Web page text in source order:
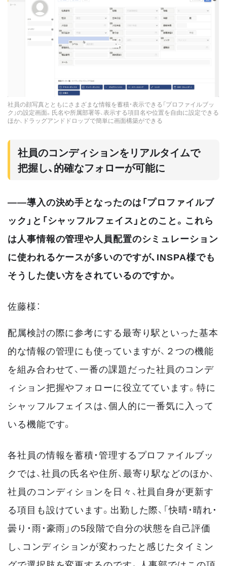
社員の顔写真とともにさまざまな情報を蓄積・表示できる「プロファイルブッ
ク」の設定画面。氏名や所属部署等、表示する項目名や位置を自由に設定できる
ほか、ドラッグアンドドロップで簡単に画面構築ができる
社員のコンディションをリアルタイムで
把握し、的確なフォローが可能に
――導入の決め手となったのは「プロファイルブ
ック」と「シャッフルフェイス」とのこと。これら
は人事情報の管理や人員配置のシミュレーション
に使われるケースが多いのですが、INSPA様でも
そうした使い方をされているのですか。
佐藤様：
配属検討の際に参考にする最寄り駅といった基本
的な情報の管理にも使っていますが、２つの機能
を組み合わせて、一番の課題だった社員のコンデ
ィション把握やフォローに役立てています。特に
シャッフルフェイスは、個人的に一番気に入って
いる機能です。
各社員の情報を蓄積・管理するプロファイルブッ
クでは、社員の氏名や住所、最寄り駅などのほか、
社員のコンディションを日々、社員自身が更新す
る項目も設けています。出勤した際、「快晴・晴れ・
曇り・雨・豪雨」の5段階で自分の状態を自己評価
し、コンディションが変わったと感じたタイミン